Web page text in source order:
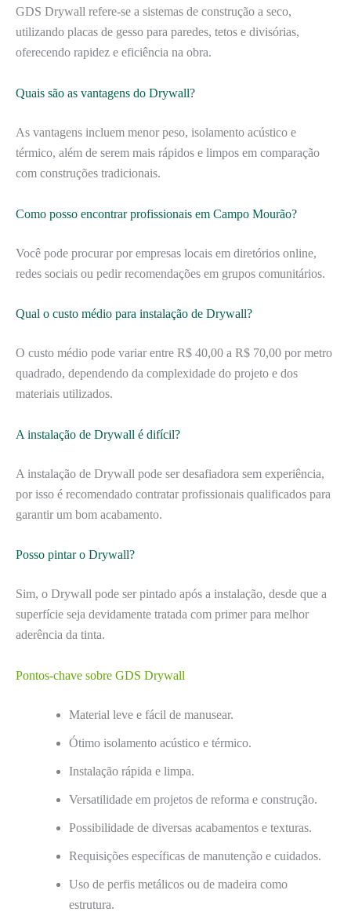
GDS Drywall refere-se a sistemas de construção a seco,
utilizando placas de gesso para paredes, tetos e divisórias,
oferecendo rapidez e eficiência na obra.
Quais são as vantagens do Drywall?
As vantagens incluem menor peso, isolamento acústico e
térmico, além de serem mais rápidos e limpos em comparação
com construções tradicionais.
Como posso encontrar profissionais em Campo Mourão?
Você pode procurar por empresas locais em diretórios online,
redes sociais ou pedir recomendações em grupos comunitários.
Qual o custo médio para instalação de Drywall?
O custo médio pode variar entre R$ 40,00 a R$ 70,00 por metro
quadrado, dependendo da complexidade do projeto e dos
materiais utilizados.
A instalação de Drywall é difícil?
A instalação de Drywall pode ser desafiadora sem experiência,
por isso é recomendado contratar profissionais qualificados para
garantir um bom acabamento.
Posso pintar o Drywall?
Sim, o Drywall pode ser pintado após a instalação, desde que a
superfície seja devidamente tratada com primer para melhor
aderência da tinta.
Pontos-chave sobre GDS Drywall
Material leve e fácil de manusear.
Ótimo isolamento acústico e térmico.
Instalação rápida e limpa.
Versatilidade em projetos de reforma e construção.
Possibilidade de diversas acabamentos e texturas.
Requisições específicas de manutenção e cuidados.
Uso de perfis metálicos ou de madeira como
estrutura.